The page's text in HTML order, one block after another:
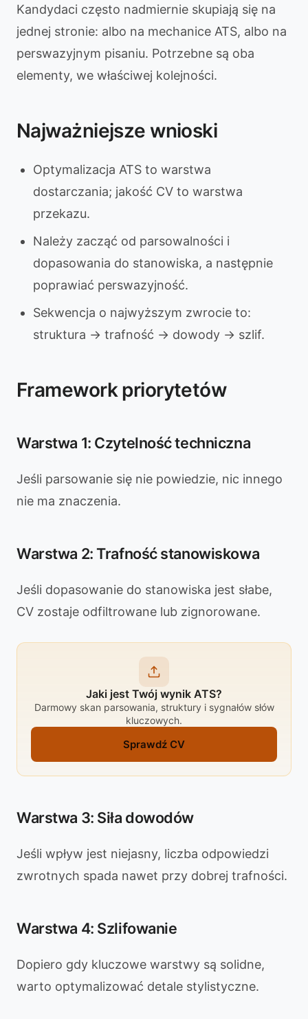
Kandydaci często nadmiernie skupiają się na
jednej stronie: albo na mechanice ATS, albo na
perswazyjnym pisaniu. Potrzebne są oba
elementy, we właściwej kolejności.
Najważniejsze wnioski
Optymalizacja ATS to warstwa
dostarczania; jakość CV to warstwa
przekazu.
Należy zacząć od parsowalności i
dopasowania do stanowiska, a następnie
poprawiać perswazyjność.
Sekwencja o najwyższym zwrocie to:
struktura -> trafność -> dowody -> szlif.
Framework priorytetów
Warstwa 1: Czytelność techniczna
Jeśli parsowanie się nie powiedzie, nic innego
nie ma znaczenia.
Warstwa 2: Trafność stanowiskowa
Jeśli dopasowanie do stanowiska jest słabe,
CV zostaje odfiltrowane lub zignorowane.
Jaki jest Twój wynik ATS?
Darmowy skan parsowania, struktury i sygnałów słów
kluczowych.
Sprawdź CV
Warstwa 3: Siła dowodów
Jeśli wpływ jest niejasny, liczba odpowiedzi
zwrotnych spada nawet przy dobrej trafności.
Warstwa 4: Szlifowanie
Dopiero gdy kluczowe warstwy są solidne,
warto optymalizować detale stylistyczne.